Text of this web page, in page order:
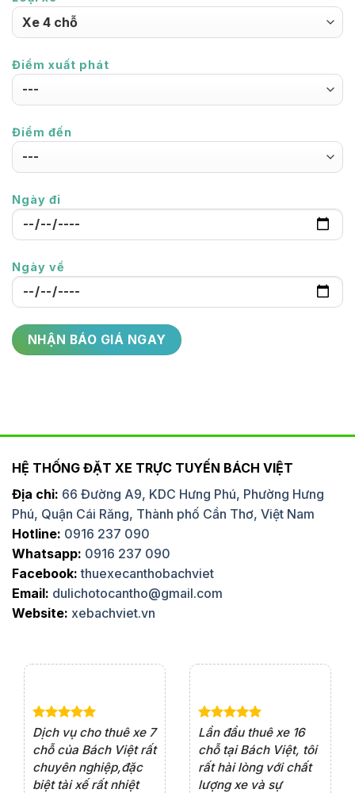
Điểm xuất phát
Điểm đến
Ngày đi
Ngày về
HỆ THỐNG ĐẶT XE TRỰC TUYẾN BÁCH VIỆT
Địa chỉ: 66 Đường A9, KDC Hưng Phú, Phường Hưng
Phú, Quận Cái Răng, Thành phố Cần Thơ, Việt Nam
Hotline: 0916 237 090
Whatsapp: 0916 237 090
Facebook: thuexecanthobachviet
Email: dulichotocantho@gmail.com
Website: xebachviet.vn
Dịch vụ cho thuê xe 7
chỗ của Bách Việt rất
chuyên nghiệp,đặc
biệt tài xế rất nhiệt
Lần đầu thuê xe 16
chỗ tại Bách Việt, tôi
rất hài lòng với chất
lượng xe và sự